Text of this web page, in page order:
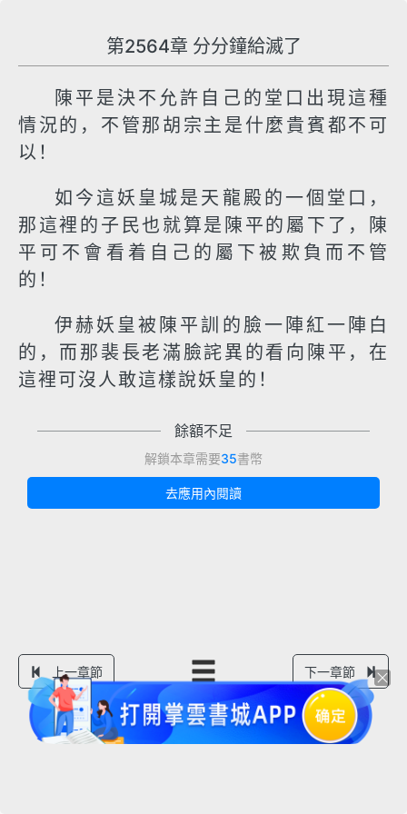
第2564章 分分鐘給滅了
陳平是決不允許自己的堂口出現這種
情況的，不管那胡宗主是什麼貴賓都不可
以！
如今這妖皇城是天龍殿的一個堂口，
那這裡的子民也就算是陳平的屬下了，陳
平可不會看着自己的屬下被欺負而不管
的！
伊赫妖皇被陳平訓的臉一陣紅一陣白
的，而那裴長老滿臉詫異的看向陳平，在
這裡可沒人敢這樣說妖皇的！
餘額不足
解鎖本章需要35書幣
去應用內閱讀
上一章節 下一章節